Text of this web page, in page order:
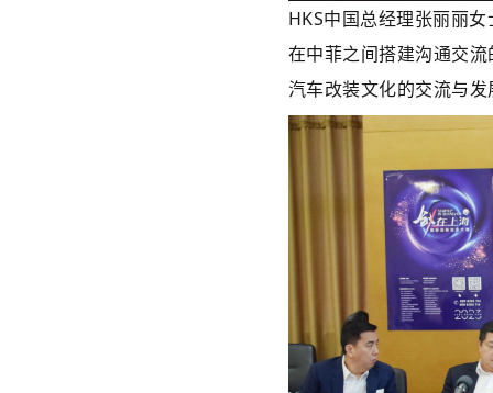
HKS中国总经理张丽丽女
在中菲之间搭建沟通交
汽车改装文化的交流与